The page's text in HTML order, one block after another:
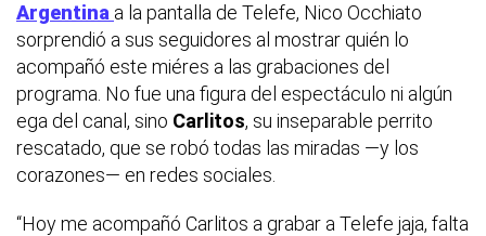
Argentina a la pantalla de Telefe, Nico Occhiato
sorprendió a sus seguidores al mostrar quién lo
acompañó este miéres a las grabaciones del
programa. No fue una figura del espectáculo ni algún
ega del canal, sino Carlitos, su inseparable perrito
rescatado, que se robó todas las miradas —y los
corazones— en redes sociales.
“Hoy me acompañó Carlitos a grabar a Telefe jaja, falta